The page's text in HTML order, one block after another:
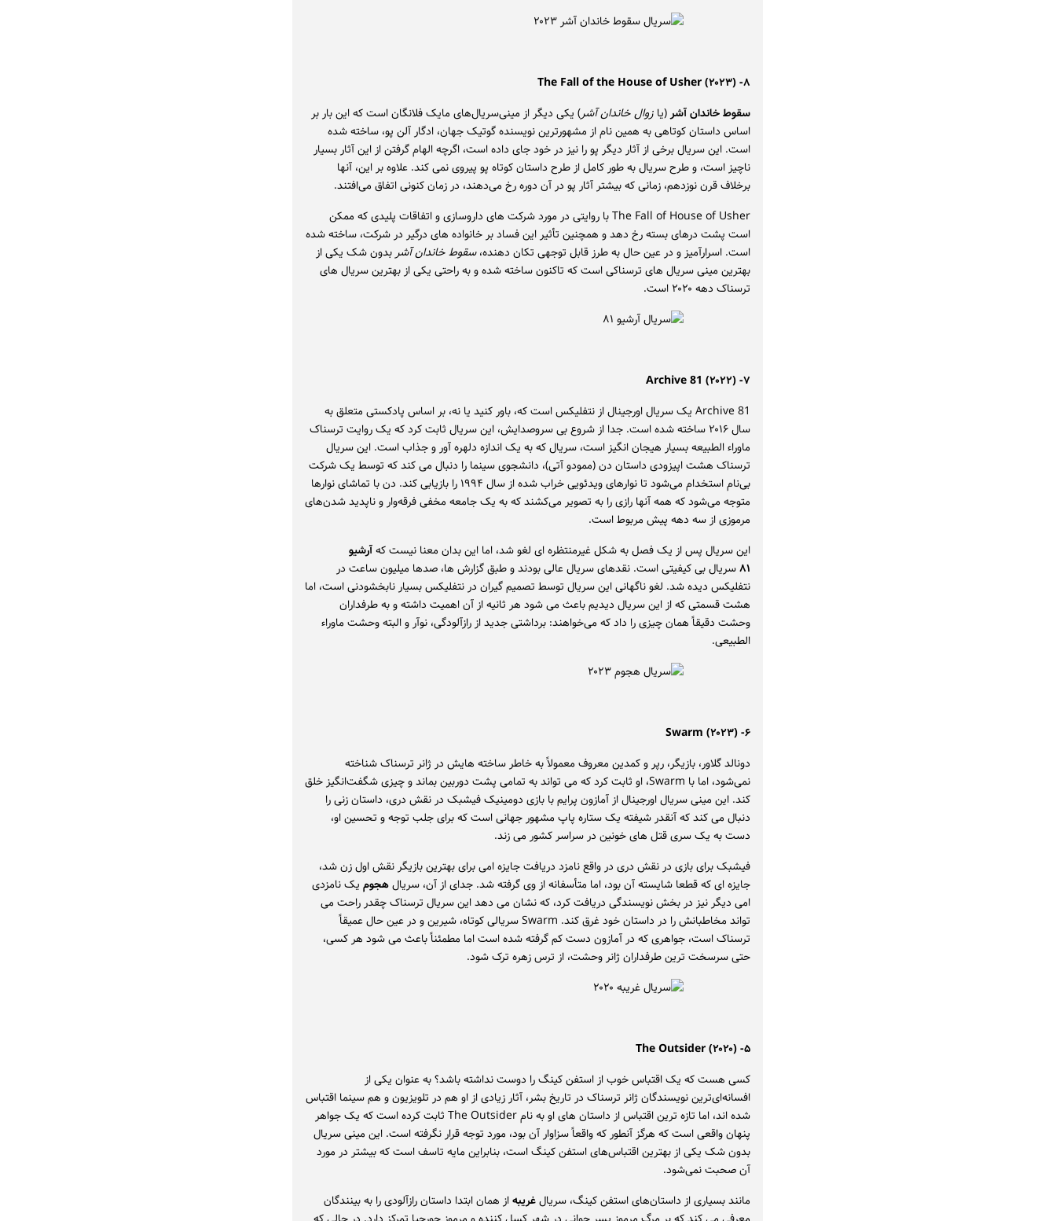
۸- The Fall of the House of Usher (۲۰۲۳)
سقوط خاندان آشر (یا زوال خاندان آشر) یکی دیگر از مینی‌سریال‌های مایک فلانگان است که این بار بر
اساس داستان کوتاهی به همین نام از مشهورترین نویسنده گوتیک جهان، ادگار آلن پو، ساخته شده
است. این سریال برخی از آثار دیگر پو را نیز در خود جای داده است، اگرچه الهام گرفتن از این آثار بسیار
ناچیز است، و طرح سریال به طور کامل از طرح داستان کوتاه پو پیروی نمی کند. علاوه بر این، آنها
برخلاف قرن نوزدهم، زمانی که بیشتر آثار پو در آن دوره رخ می‌دهند، در زمان کنونی اتفاق می‌افتند.
The Fall of House of Usher با روایتی در مورد شرکت های داروسازی و اتفاقات پلیدی که ممکن
است پشت درهای بسته رخ دهد و همچنین تأثیر این فساد بر خانواده های درگیر در شرکت، ساخته شده
است. اسرارآمیز و در عین حال به طرز قابل توجهی تکان دهنده،سقوط خاندان آشر بدون شک یکی از
بهترین مینی سریال های ترسناکی است که تاکنون ساخته شده و به راحتی یکی از بهترین سریال های
ترسناک دهه ۲۰۲۰ است.
۷- Archive 81 (۲۰۲۲)
Archive 81 یک سریال اورجینال از نتفلیکس است که، باور کنید یا نه، بر اساس پادکستی متعلق به
سال ۲۰۱۶ ساخته شده است. جدا از شروع بی سروصدایش، این سریال ثابت کرد که یک روایت ترسناک
ماوراء الطبیعه بسیار هیجان انگیز است، سریال که به یک اندازه دلهره آور و جذاب است. این سریال
ترسناک هشت اپیزودی داستان دن (ممودو آتی)، دانشجوی سینما را دنبال می کند که توسط یک شرکت
بی‌نام استخدام می‌شود تا نوارهای ویدئویی خراب شده از سال ۱۹۹۴ را بازیابی کند. دن با تماشای نوارها
متوجه می‌شود که همه آنها رازی را به تصویر می‌کشند که به یک جامعه مخفی فرقه‌وار و ناپدید شدن‌های
مرموزی از سه دهه پیش مربوط است.
این سریال پس از یک فصل به شکل غیرمنتظره ای لغو شد، اما این بدان معنا نیست کهآرشیو
۸۱سریال بی کیفیتی است. نقدهای سریال عالی بودند و طبق گزارش ها، صدها میلیون ساعت در
نتفلیکس دیده شد. لغو ناگهانی این سریال توسط تصمیم گیران در نتفلیکس بسیار نابخشودنی است، اما
هشت قسمتی که از این سریال دیدیم باعث می شود هر ثانیه از آن اهمیت داشته و به طرفداران
وحشت دقیقاً همان چیزی را داد که می‌خواهند: برداشتی جدید از رازآلودگی، نوآر و البته وحشت ماوراء
الطبیعی.
۶- Swarm (۲۰۲۳)
دونالد گلاور، بازیگر، رپر و کمدین معروف معمولاً به خاطر ساخته هایش در ژانر ترسناک شناخته
نمی‌شود، اما با Swarm، او ثابت کرد که می تواند به تمامی پشت دوربین بماند و چیزی شگفت‌انگیز خلق
کند. این مینی سریال اورجینال از آمازون پرایم با بازی دومینیک فیشبک در نقش دری، داستان زنی را
دنبال می کند که آنقدر شیفته یک ستاره پاپ مشهور جهانی است که برای جلب توجه و تحسین او،
دست به یک سری قتل های خونین در سراسر کشور می زند.
فیشبک برای بازی در نقش دری در واقع نامزد دریافت جایزه امی برای بهترین بازیگر نقش اول زن شد،
جایزه ای که قطعا شایسته آن بود، اما متأسفانه از وی گرفته شد. جدای از آن، سریالهجوم یک نامزدی
امی دیگر نیز در بخش نویسندگی دریافت کرد، که نشان می دهد این سریال ترسناک چقدر راحت می
تواند مخاطبانش را در داستان خود غرق کند. Swarm سریالی کوتاه، شیرین و در عین حال عمیقاً
ترسناک است، جواهری که در آمازون دست کم گرفته شده است اما مطمئناً باعث می شود هر کسی،
حتی سرسخت ترین طرفداران ژانر وحشت، از ترس زهره ترک شود.
۵- The Outsider (۲۰۲۰)
کسی هست که یک اقتباس خوب از استفن کینگ را دوست نداشته باشد؟ به عنوان یکی از
افسانه‌ای‌ترین نویسندگان ژانر ترسناک در تاریخ بشر، آثار زیادی از او هم در تلویزیون و هم سینما اقتباس
شده اند، اما تازه ترین اقتباس از داستان های او به نام The Outsider ثابت کرده است که یک جواهر
پنهان واقعی است که هرگز آنطور که واقعاً سزاوار آن بود، مورد توجه قرار نگرفته است. این مینی سریال
بدون شک یکی از بهترین اقتباس‌های استفن کینگ است، بنابراین مایه تاسف است که بیشتر در مورد
آن صحبت نمی‌شود.
مانند بسیاری از داستان‌های استفن کینگ، سریالغریبهاز همان ابتدا داستان رازآلودی را به بینندگان